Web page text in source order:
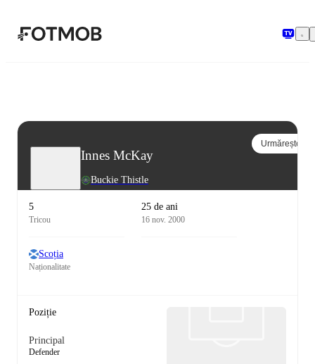
Innes McKay
Buckie Thistle
Urmărește
5
Tricou
25 de ani
16 nov. 2000
Scoția
Naționalitate
Poziție
Principal
Defender